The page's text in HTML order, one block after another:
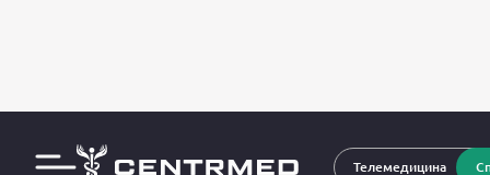
Телемедицина
CENTRMED: Задай питання лікарю онлайн